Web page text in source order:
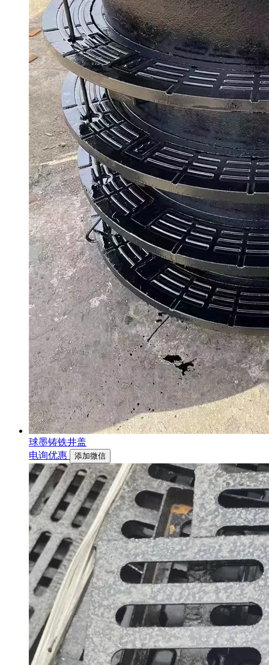
球墨铸铁井盖
电询优惠
添加微信